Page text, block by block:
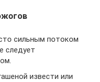
сильным потоком
следует
извести или